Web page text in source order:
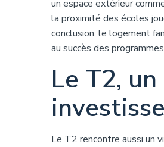
un espace extérieur
la proximité des écoles
conclusion, le logement
au succès des programmes
Le T2,
Le T2 rencontre aussi un